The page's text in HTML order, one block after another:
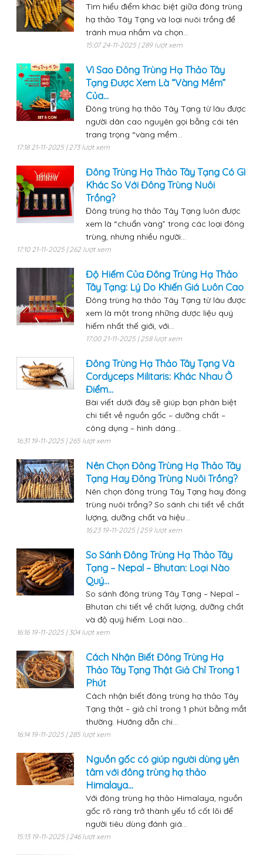
Tìm hiểu điểm khác biệt giữa đông trùng
hạ thảo Tây Tạng và loại nuôi trồng để
tránh mua nhầm và chọn...
15:07 24-11-2025 | 289 lượt xem
Vì Sao Đông Trùng Hạ Thảo Tây
Tạng Được Xem Là “Vàng Mềm”
Của...
Đông trùng hạ thảo Tây Tạng từ lâu được
người dân cao nguyên gọi bằng cái tên
trang trọng “vàng mềm...
17:18 21-11-2025 | 273 lượt xem
Đông Trùng Hạ Thảo Tây Tạng Có Gì
Khác So Với Đông Trùng Nuôi
Trồng?
Đông trùng hạ thảo Tây Tạng luôn được
xem là “chuẩn vàng” trong các loại đông
trùng, nhưng nhiều người...
17:10 21-11-2025 | 262 lượt xem
Độ Hiếm Của Đông Trùng Hạ Thảo
Tây Tạng: Lý Do Khiến Giá Luôn Cao
Đông trùng hạ thảo Tây Tạng từ lâu được
xem là một trong những dược liệu quý
hiếm nhất thế giới, với...
17:00 21-11-2025 | 258 lượt xem
Đông Trùng Hạ Thảo Tây Tạng Và
Cordyceps Militaris: Khác Nhau Ở
Điểm...
Bài viết dưới đây sẽ giúp bạn phân biệt
chi tiết về nguồn gốc – dưỡng chất –
công dụng – hình dáng...
16:31 19-11-2025 | 265 lượt xem
Nên Chọn Đông Trùng Hạ Thảo Tây
Tạng Hay Đông Trùng Nuôi Trồng?
Nên chọn đông trùng Tây Tạng hay đông
trùng nuôi trồng? So sánh chi tiết về chất
lượng, dưỡng chất và hiệu...
16:23 19-11-2025 | 259 lượt xem
So Sánh Đông Trùng Hạ Thảo Tây
Tạng – Nepal – Bhutan: Loại Nào
Quý...
So sánh đông trùng Tây Tạng – Nepal –
Bhutan chi tiết về chất lượng, dưỡng chất
và độ quý hiếm. Loại nào...
16:16 19-11-2025 | 304 lượt xem
Cách Nhận Biết Đông Trùng Hạ
Thảo Tây Tạng Thật Giả Chỉ Trong 1
Phút
Cách nhận biết đông trùng hạ thảo Tây
Tạng thật – giả chỉ trong 1 phút bằng mắt
thường. Hướng dẫn chi...
16:14 19-11-2025 | 285 lượt xem
Nguồn gốc có giúp người dùng yên
tâm với đông trùng hạ thảo
Himalaya...
Với đông trùng hạ thảo Himalaya, nguồn
gốc rõ ràng trở thành yếu tố cốt lõi để
người tiêu dùng đánh giá...
15:13 19-11-2025 | 246 lượt xem